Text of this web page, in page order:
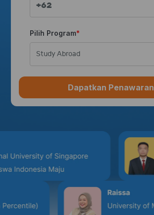
+62
Pilih Program
Study Abroad
Dapatkan Penawaran